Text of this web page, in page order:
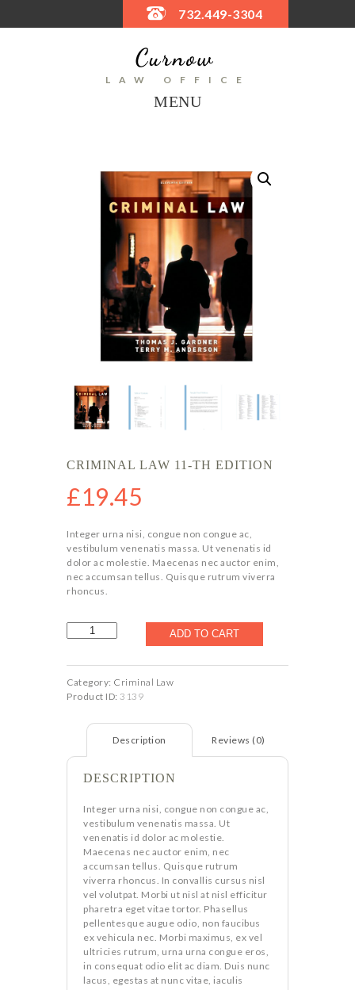
732.449-3304
LAW OFFICE
MENU
CRIMINAL LAW 11-TH EDITION
£19.45
Integer urna nisi, congue non congue ac,
vestibulum venenatis massa. Ut venenatis id
dolor ac molestie. Maecenas nec auctor enim,
nec accumsan tellus. Quisque rutrum viverra
rhoncus.
Criminal
Law
quantity
ADD TO CART
Category: Criminal Law
Product ID: 3139
Description Reviews (0)
DESCRIPTION
Integer urna nisi, congue non congue ac,
vestibulum venenatis massa. Ut
venenatis id dolor ac molestie.
Maecenas nec auctor enim, nec
accumsan tellus. Quisque rutrum
viverra rhoncus. In convallis cursus nisl
vel volutpat. Morbi ut nisl at nisl efficitur
pharetra eget vitae tortor. Phasellus
pellentesque augue odio, non faucibus
ex vehicula nec. Morbi maximus, ex vel
ultricies rutrum, urna urna congue eros,
in consequat odio elit ac diam. Duis nunc
lacus, egestas at nunc vitae, iaculis